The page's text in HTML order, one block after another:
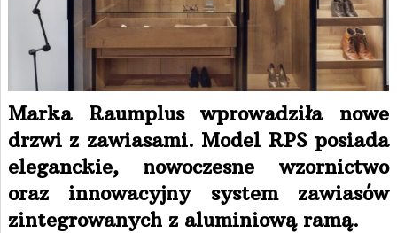
Marka Raumplus wprowadziła nowe
drzwi z zawiasami. Model RPS posiada
eleganckie, nowoczesne wzornictwo
oraz innowacyjny system zawiasów
zintegrowanych z aluminiową ramą.